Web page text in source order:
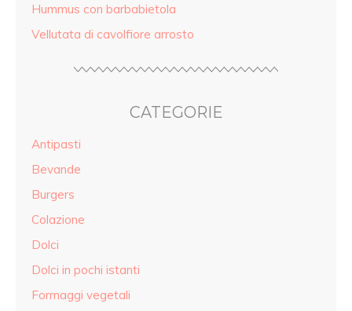
Hummus con barbabietola
Vellutata di cavolfiore arrosto
CATEGORIE
Antipasti
Bevande
Burgers
Colazione
Dolci
Dolci in pochi istanti
Formaggi vegetali